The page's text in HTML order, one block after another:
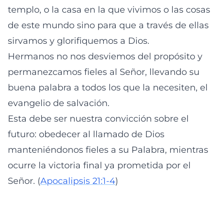
templo, o la casa en la que vivimos o las cosas
de este mundo sino para que a través de ellas
sirvamos y glorifiquemos a Dios.
Hermanos no nos desviemos del propósito y
permanezcamos fieles al Señor, llevando su
buena palabra a todos los que la necesiten, el
evangelio de salvación.
Esta debe ser nuestra convicción sobre el
futuro: obedecer al llamado de Dios
manteniéndonos fieles a su Palabra, mientras
ocurre la victoria final ya prometida por el
Señor. (Apocalipsis 21:1-4)